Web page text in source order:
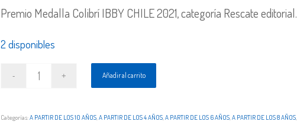
Premio Medalla Colibrí IBBY CHILE 2021, categoría Rescate editorial.
2 disponibles
Añadir al carrito
Categorías:A PARTIR DE LOS 10 AÑOS ,A PARTIR DE LOS 4 AÑOS ,A PARTIR DE LOS 6 AÑOS ,A PARTIR DE LOS 8 AÑOS